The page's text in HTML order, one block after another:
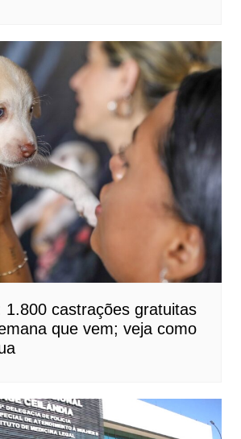
1.800 castrações gratuitas
que vem; veja como